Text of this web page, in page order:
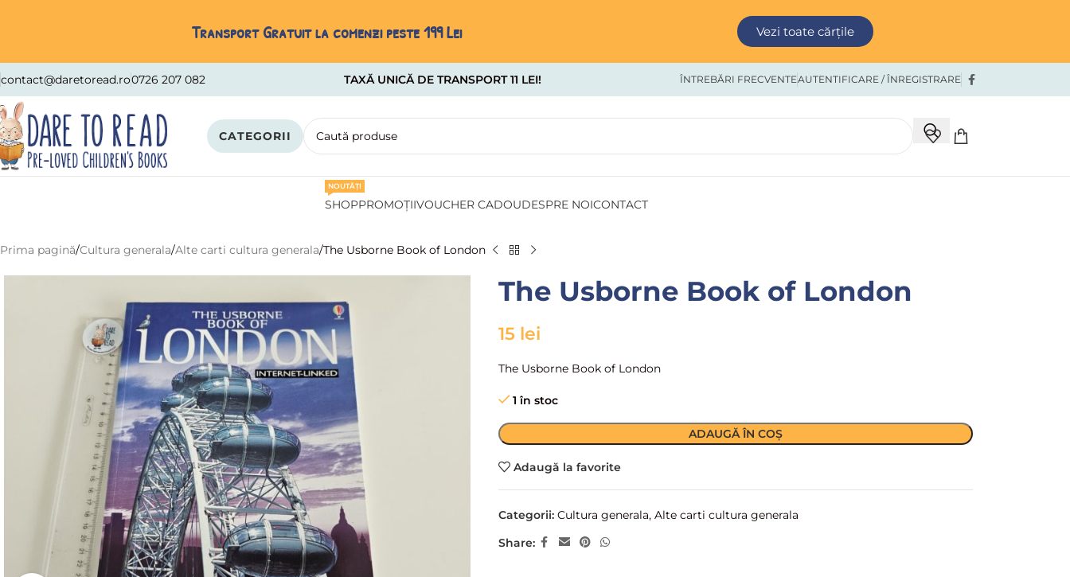
Transport Gratuit la comenzi peste 199 Lei Vezi toate cărțile
contact@daretoread.ro0726 207 082 TAXĂ UNICĂ DE TRANSPORT 11 LEI! ÎNTREBĂRI FRECVENTEAUTENTIFICARE / ÎNREGISTRARE
CATEGORII
SHOP
NOUTĂȚI
PROMOȚIIVOUCHER CADOUDESPRE NOICONTACT
Prima pagină Cultura generala Alte carti cultura generala The Usborne Book of London
The Usborne Book of London
15 lei
The Usborne Book of London
1 în stoc
ADAUGĂ ÎN COȘ
Adaugă la favorite
Categorii: Cultura generala, Alte carti cultura generala
Share: